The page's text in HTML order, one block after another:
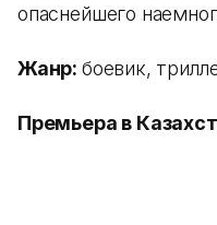
опаснейшего
Жанр: боевик,
Премьера в